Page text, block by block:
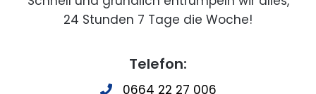
24 Stunden 7 Tage die Woche!
Telefon:
0664 22 27 006